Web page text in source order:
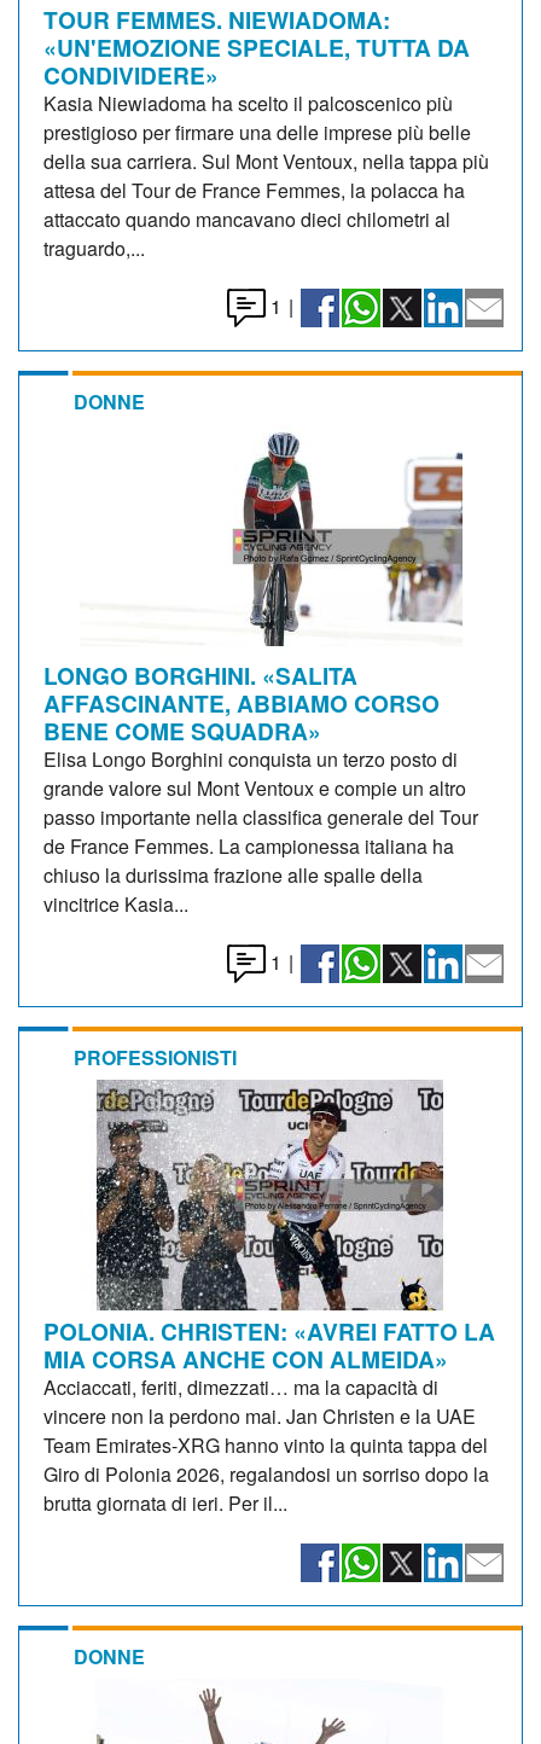
TOUR FEMMES. NIEWIADOMA:
«UN'EMOZIONE SPECIALE, TUTTA DA
CONDIVIDERE»
Kasia Niewiadoma ha scelto il palcoscenico più
prestigioso per firmare una delle imprese più belle
della sua carriera. Sul Mont Ventoux, nella tappa più
attesa del Tour de France Femmes, la polacca ha
attaccato quando mancavano dieci chilometri al
traguardo,...
1 |
DONNE
LONGO BORGHINI. «SALITA
AFFASCINANTE, ABBIAMO CORSO
BENE COME SQUADRA»
Elisa Longo Borghini conquista un terzo posto di
grande valore sul Mont Ventoux e compie un altro
passo importante nella classifica generale del Tour
de France Femmes. La campionessa italiana ha
chiuso la durissima frazione alle spalle della
vincitrice Kasia...
1 |
PROFESSIONISTI
POLONIA. CHRISTEN: «AVREI FATTO LA
MIA CORSA ANCHE CON ALMEIDA»
Acciaccati, feriti, dimezzati… ma la capacità di
vincere non la perdono mai. Jan Christen e la UAE
Team Emirates-XRG hanno vinto la quinta tappa del
Giro di Polonia 2026, regalandosi un sorriso dopo la
brutta giornata di ieri. Per il...
DONNE